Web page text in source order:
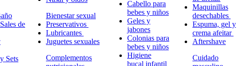
de
Sets
Bienestar sexual
Preservativos
Lubricantes
Juguetes sexuales
Complementos
Cabello para
bebes y niños
Geles y
jabones
Colonias para
bebes y niños
Higiene
bucal infantil
Maquinillas
desechables
Espuma, gel y
crema afeitar
Aftershave
Cuidado